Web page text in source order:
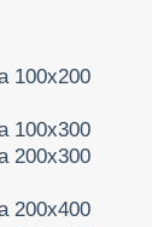
100x200
100x300
200x300
200x400